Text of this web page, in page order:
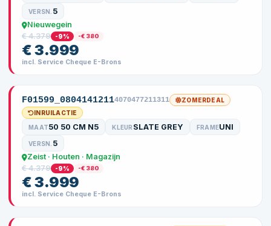
VERSN. 5
Nieuwegein
€ 4.379
-9% -€ 380
€ 3.999
incl. Service Cheque E-Brons
F01599_08041412114070477211311
ZOMERDEAL
INRUILACTIE
MAAT50 50 CM N5 KLEUR SLATE GREY FRAMEUNI
VERSN. 5
Zeist · Houten · Magazijn
€ 4.379
-9% -€ 380
€ 3.999
incl. Service Cheque E-Brons